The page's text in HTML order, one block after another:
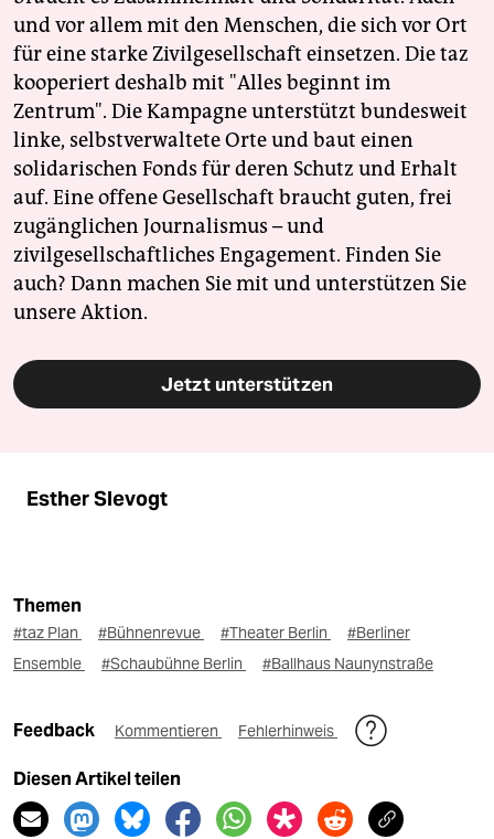
und vor allem mit den Menschen, die sich vor Ort
für eine starke Zivilgesellschaft einsetzen. Die taz
kooperiert deshalb mit "Alles beginnt im
Zentrum". Die Kampagne unterstützt bundesweit
linke, selbstverwaltete Orte und baut einen
solidarischen Fonds für deren Schutz und Erhalt
auf. Eine offene Gesellschaft braucht guten, frei
zugänglichen Journalismus – und
zivilgesellschaftliches Engagement. Finden Sie
auch? Dann machen Sie mit und unterstützen Sie
unsere Aktion.
Jetzt unterstützen
Esther Slevogt
Themen
#taz Plan #Bühnenrevue #Theater Berlin
#Berliner
Ensemble
#Schaubühne Berlin #Ballhaus Naunynstraße
Feedback Kommentieren Fehlerhinweis
Diesen Artikel teilen